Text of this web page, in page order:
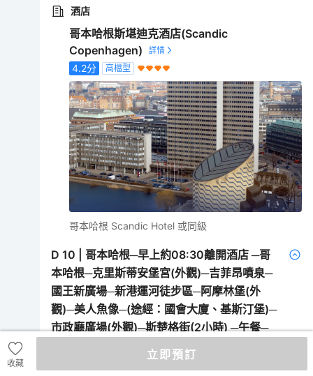
酒店
哥本哈根斯堪迪克酒店(Scandic
Copenhagen)
4.2分 高檔型
哥本哈根 Scandic Hotel 或同級
D10 |哥本哈根─早上約08:30離開酒店 ─哥
本哈根─克里斯蒂安堡宮(外觀)─吉菲昂噴泉─
國王新廣場─新港運河徒步區─阿摩林堡(外
觀)─美人魚像─(途經：國會大廈、基斯汀堡)─
市政廳廣場(外觀)─斯楚格街(2小時) ─午餐─
Copenhagen-Christianborg Palace Sqaure(External
Visit)-Gefion Fountain-Kongens Nytorv-Nyhavn-
收藏
立即預訂